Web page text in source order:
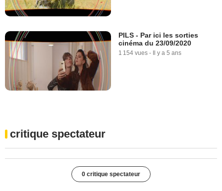
PILS - Par ici les sorties
cinéma du 23/09/2020
1 154 vues - Il y a 5 ans
critique spectateur
0 critique spectateur